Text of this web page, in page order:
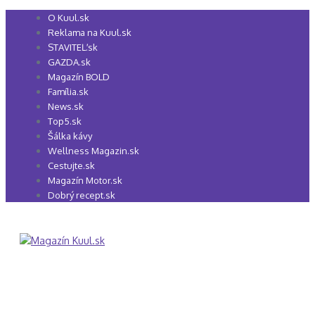
Preskočiť
O Kuul.sk
Reklama na Kuul.sk
STAVITEĽ.sk
GAZDA.sk
Magazín BOLD
Família.sk
News.sk
Top5.sk
Šálka kávy
Wellness Magazin.sk
Cestujte.sk
Magazín Motor.sk
Dobrý recept.sk